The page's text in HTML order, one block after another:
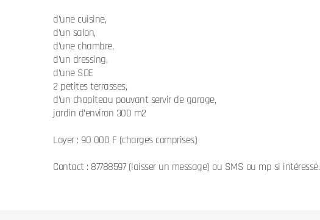
d’une cuisine,
d’un salon,
d’une chambre,
d’un dressing,
d’une SDE
2 petites terrasses,
d’un chapiteau pouvant servir de garage,
jardin d’environ 300 m2
Loyer : 90 000 F (charges comprises)
Contact : 87788597 (laisser un message) ou SMS ou mp si intéressé.